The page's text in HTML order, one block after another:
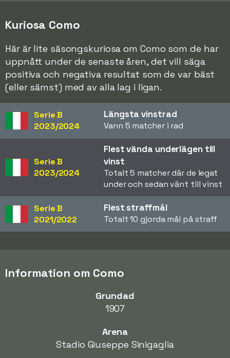
Kuriosa Como
Här är lite säsongskuriosa om Como som de har
uppnått under de senaste åren, det vill säga
positiva och negativa resultat som de var bäst
(eller sämst) med av alla lag i ligan.
Serie B
2023/2024
Längsta vinstrad
Vann 5 matcher i rad
Serie B
2023/2024
Flest vända underlägen till
vinst
Totalt 5 matcher där de legat
under och sedan vänt till vinst
Serie B
2021/2022
Flest straffmål
Totalt 10 gjorda mål på straff
Information om Como
Grundad
1907
Arena
Stadio Giuseppe Sinigaglia